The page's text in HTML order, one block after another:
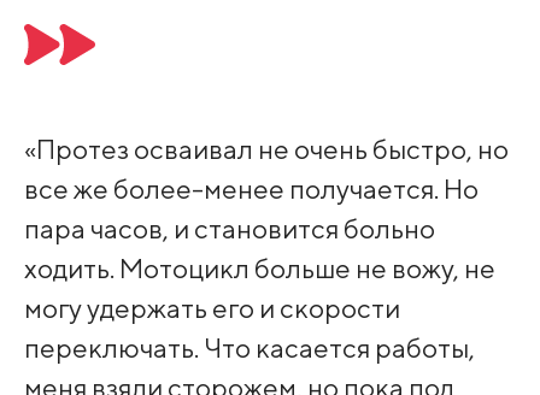
«Протез осваивал не очень быстро, но
все же более-менее получается. Но
пара часов, и становится больно
ходить. Мотоцикл больше не вожу, не
могу удержать его и скорости
переключать. Что касается работы,
меня взяли сторожем, но пока под